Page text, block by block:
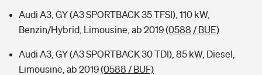
Audi A3, GY (A3 SPORTBACK 35 TFSI), 110 kW,
Benzin/Hybrid, Limousine, ab 2019(0588 / BUE)
Audi A3, GY (A3 SPORTBACK 30 TDI), 85 kW, Diesel,
Limousine, ab 2019(0588 / BUF)